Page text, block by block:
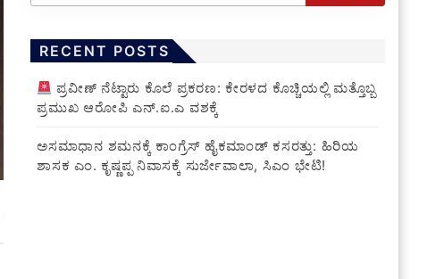
RECENT POSTS
ಪ್ರವೀಣ್ ನೆಟ್ಟಾರು ಕೊಲೆ ಪ್ರಕರಣ: ಕೇರಳದ ಕೊಚ್ಚಿಯಲ್ಲಿ ಮತ್ತೊಬ್ಬ
ಪ್ರಮುಖ ಆರೋಪಿ ಎನ್.ಐ.ಎ ವಶಕ್ಕೆ
ಅಸಮಾಧಾನ ಶಮನಕ್ಕೆ ಕಾಂಗ್ರೆಸ್ ಹೈಕಮಾಂಡ್ ಕಸರತ್ತು: ಹಿರಿಯ
ಶಾಸಕ ಎಂ. ಕೃಷ್ಣಪ್ಪ ನಿವಾಸಕ್ಕೆ ಸುರ್ಜೇವಾಲಾ, ಸಿಎಂ ಭೇಟಿ!